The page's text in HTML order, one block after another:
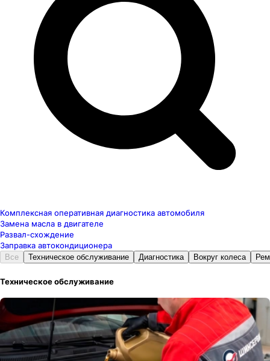
Комплексная оперативная диагностика автомобиля
Замена масла в двигателе
Развал-схождение
Заправка автокондиционера
Все Техническое обслуживание Диагностика Вокруг колеса
Техническое обслуживание